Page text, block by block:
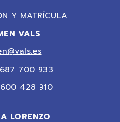
Y MATRÍCULA
VALS
700 933
428 910
LORENZO